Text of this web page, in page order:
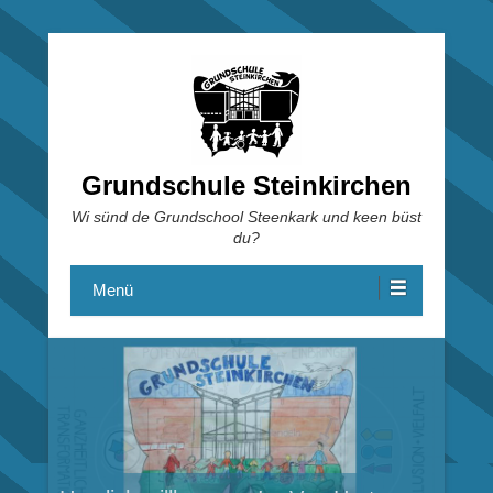
Grundschule Steinkirchen
Wi sünd de Grundschool Steenkark und keen büst
du?
Menü